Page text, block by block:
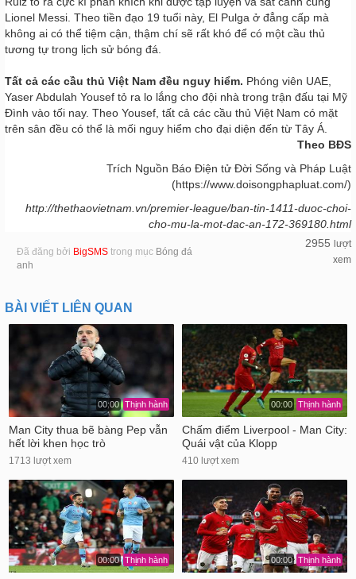
Lionel Messi. Theo tiền đạo 19 tuổi này, El Pulga ở đẳng cấp mà
không ai có thể tiệm cận, thậm chí sẽ rất khó để có một cầu thủ
tương tự trong lịch sử bóng đá.
Tất cả các cầu thủ Việt Nam đều nguy hiểm. Phóng viên UAE,
Yaser Abdulah Yousef tỏ ra lo lắng cho đội nhà trong trận đấu tại Mỹ
Đình vào tối nay. Theo Yousef, tất cả các cầu thủ Việt Nam có mặt
trên sân đều có thể là mối nguy hiểm cho đại diện đến từ Tây Á.
Theo BĐS
Trích Nguồn Báo Điện tử Đời Sống và Pháp Luật
(https://www.doisongphapluat.com/)
http://thethaovietnam.vn/premier-league/ban-tin-1411-duoc-choi-
cho-mu-la-mot-dac-an-172-369180.html
Đã đăng bởi BigSMS trong mục Bóng đá
anh
2955 lượt
xem
BÀI VIẾT LIÊN QUAN
00:00 Thịnh hành
Man City thua bẽ bàng Pep vẫn
hết lời khen học trò
1713 lượt xem
00:00 Thịnh hành
Chấm điểm Liverpool - Man City:
Quái vật của Klopp
410 lượt xem
00:00 Thịnh hành 00:00 Thịnh hành